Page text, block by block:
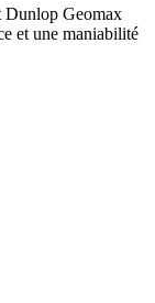
Dunlop Geomax
et une maniabilité